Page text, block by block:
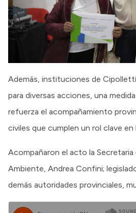
Además, instituciones de
para diversas acciones, una
refuerza el acompañamiento
civiles que cumplen un rol clave en
Acompañaron el acto la
Ambiente, Andrea Confini;
demás autoridades provinciales,